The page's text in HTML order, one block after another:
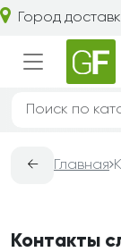
Город
← Главная
Контакты